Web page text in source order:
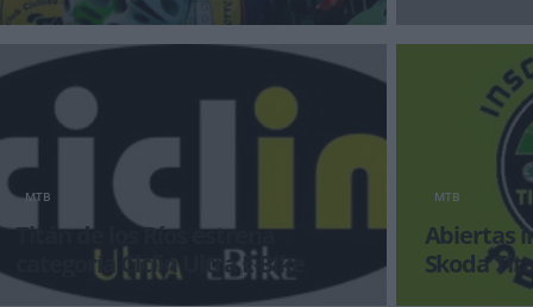
Incontestable victoria de Alejandro Díaz de la
Peña en la Titán de los Ríos, prueba que habr
MTB
Titán de los Ríos estrena
categoría Ciclin Ultra E-Bike
El circuito extremeño de mountain bike SKODA
MTB
Abiertas
Skoda
El circuito